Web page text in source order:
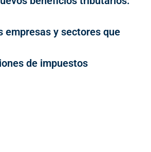
empresas y sectores que
de impuestos